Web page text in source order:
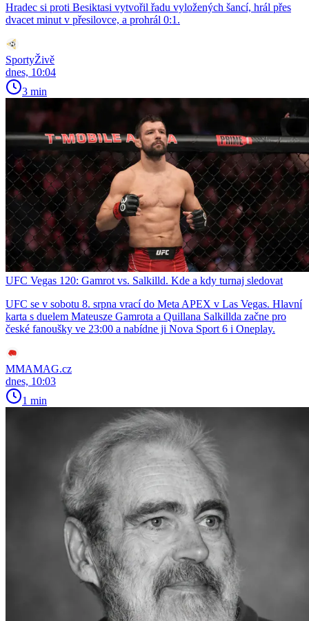
Hradec si proti Besiktasi vytvořil řadu vyložených šancí, hrál přes
dvacet minut v přesilovce, a prohrál 0:1.
SportyŽivě
dnes, 10:04
3 min
UFC Vegas 120: Gamrot vs. Salkilld. Kde a kdy turnaj sledovat
UFC se v sobotu 8. srpna vrací do Meta APEX v Las Vegas. Hlavní
karta s duelem Mateusze Gamrota a Quillana Salkillda začne pro
české fanoušky ve 23:00 a nabídne ji Nova Sport 6 i Oneplay.
MMAMAG.cz
dnes, 10:03
1 min